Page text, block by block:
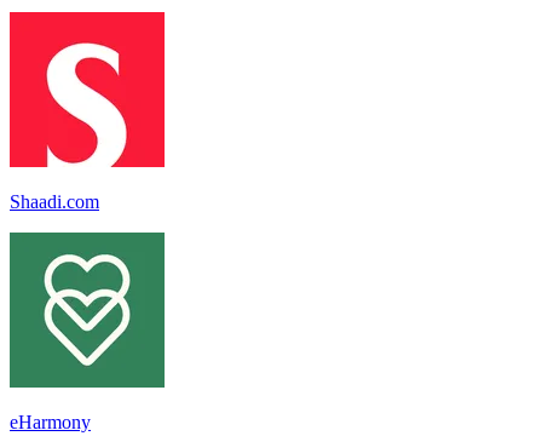
Shaadi.com
eHarmony